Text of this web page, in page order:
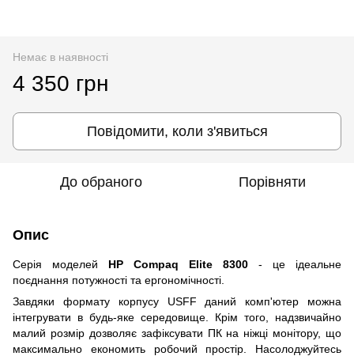
Немає в наявності
4 350 грн
Повідомити, коли з'явиться
До обраного Порівняти
Опис
Серія моделей HP Compaq Elite 8300 - це ідеальне
поєднання потужності та ергономічності.
Завдяки формату корпусу USFF даний комп'ютер можна
інтегрувати в будь-яке середовище. Крім того, надзвичайно
малий розмір дозволяє зафіксувати ПК на ніжці монітору, що
максимально економить робочий простір. Насолоджуйтесь